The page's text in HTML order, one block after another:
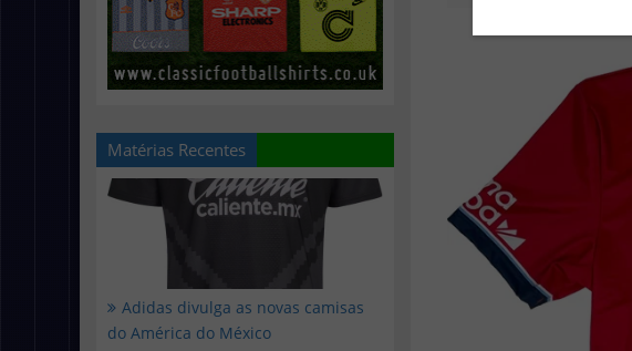
Matérias Recentes
Adidas divulga as novas camisas
do América do México